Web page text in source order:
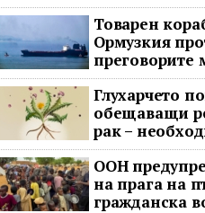
Товарен
Ормузкия
Иран
Глухарчето
обещаващи
рак –
изпитания с
ООН
на прага на
гражданска